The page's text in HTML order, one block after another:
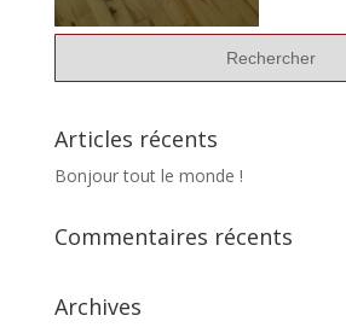
Articles récents
Bonjour tout le monde !
Commentaires récents
Archives